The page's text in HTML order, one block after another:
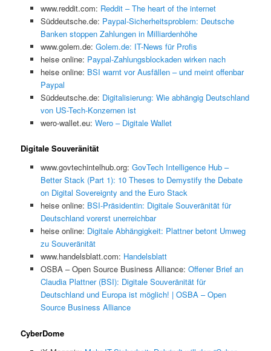
www.reddit.com: Reddit – The heart of the internet
Süddeutsche.de: Paypal-Sicherheitsproblem: Deutsche
Banken stoppen Zahlungen in Milliardenhöhe
www.golem.de: Golem.de: IT-News für Profis
heise online: Paypal-Zahlungsblockaden wirken nach
heise online: BSI warnt vor Ausfällen – und meint offenbar
Paypal
Süddeutsche.de: Digitalisierung: Wie abhängig Deutschland
von US-Tech-Konzernen ist
wero-wallet.eu: Wero – Digitale Wallet
Digitale Souveränität
www.govtechintelhub.org: GovTech Intelligence Hub –
Better Stack (Part 1): 10 Theses to Demystify the Debate
on Digital Sovereignty and the Euro Stack
heise online: BSI-Präsidentin: Digitale Souveränität für
Deutschland vorerst unerreichbar
heise online: Digitale Abhängigkeit: Plattner betont Umweg
zu Souveränität
www.handelsblatt.com: Handelsblatt
OSBA – Open Source Business Alliance: Offener Brief an
Claudia Plattner (BSI): Digitale Souveränität für
Deutschland und Europa ist möglich! | OSBA – Open
Source Business Alliance
CyberDome